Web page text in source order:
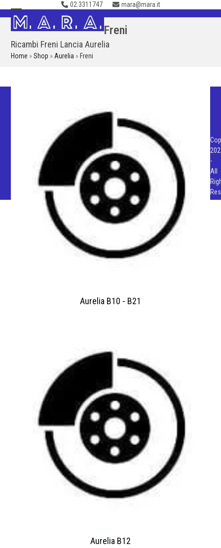
Skip
to
content
02.3311747 mara@mara.it
Open
menu
Close
menu
Freni
Ricambi Freni Lancia Aurelia
Home »Shop » Aurelia » Freni
Aurelia B10 - B21
Aurelia B12
-
All